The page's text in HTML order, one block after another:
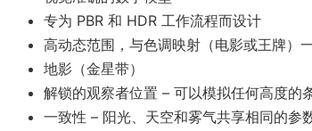
专为 PBR 和 HDR 工作流程而设计
高动态范围，与色调映射（电影或王牌）
地影（金星带）
解锁的观察者位置 – 可以模拟任何高度的
一致性 – 阳光、天空和雾气共享相同的参